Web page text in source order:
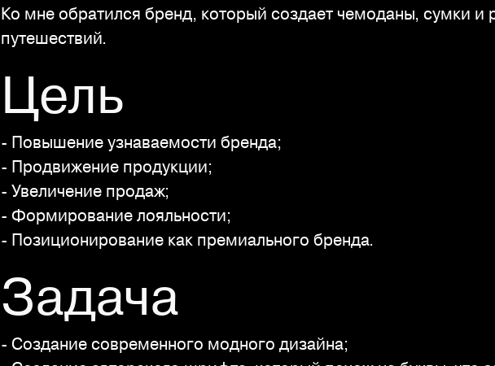
Ко мне обратился бренд, который создает чемоданы, сумки и
путешествий.
Цель
- Повышение узнаваемости бренда;
- Продвижение продукции;
- Увеличение продаж;
- Формирование лояльности;
- Позиционирование как премиального бренда.
Задача
- Создание современного модного дизайна;